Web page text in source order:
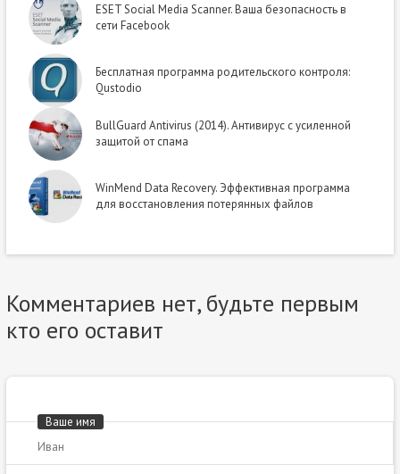
ESET Social Media Scanner. Ваша безопасность в
сети Facebook
Бесплатная программа родительского контроля:
Qustodio
BullGuard Antivirus (2014). Антивирус с усиленной
защитой от спама
WinMend Data Recovery. Эффективная программа
для восстановления потерянных файлов
Комментариев нет, будьте первым
кто его оставит
Ваше имя